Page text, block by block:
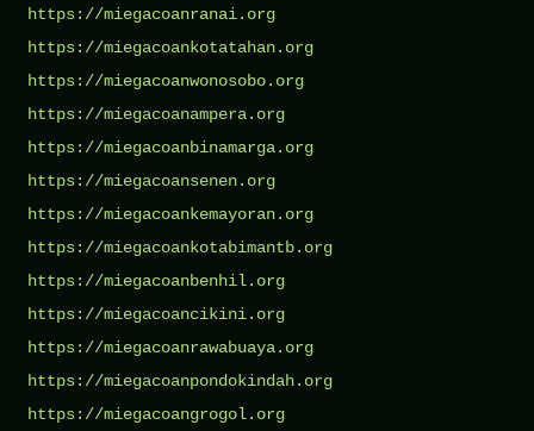
https://miegacoanranai.org
https://miegacoankotatahan.org
https://miegacoanwonosobo.org
https://miegacoanampera.org
https://miegacoanbinamarga.org
https://miegacoansenen.org
https://miegacoankemayoran.org
https://miegacoankotabimantb.org
https://miegacoanbenhil.org
https://miegacoancikini.org
https://miegacoanrawabuaya.org
https://miegacoanpondokindah.org
https://miegacoangrogol.org